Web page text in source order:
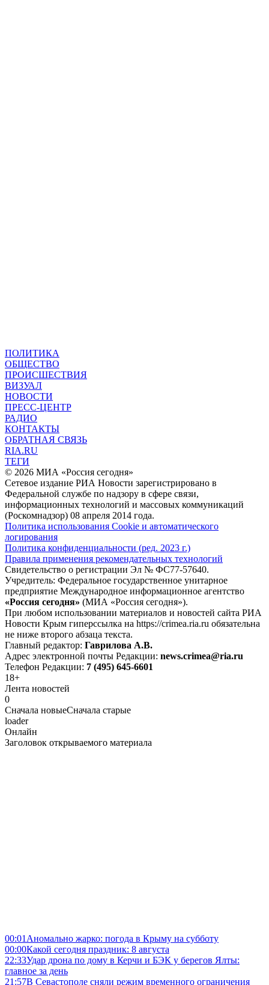
ПОЛИТИКА
ОБЩЕСТВО
ПРОИСШЕСТВИЯ
ВИЗУАЛ
НОВОСТИ
ПРЕСС-ЦЕНТР
РАДИО
КОНТАКТЫ
ОБРАТНАЯ СВЯЗЬ
RIA.RU
ТЕГИ
© 2026 МИА «Россия сегодня»
Сетевое издание РИА Новости зарегистрировано в
Федеральной службе по надзору в сфере связи,
информационных технологий и массовых коммуникаций
(Роскомнадзор) 08 апреля 2014 года.
Политика использования Cookie и автоматического
логирования
Политика конфиденциальности (ред. 2023 г.)
Правила применения рекомендательных технологий
Свидетельство о регистрации Эл № ФС77-57640.
Учредитель: Федеральное государственное унитарное
предприятие Международное информационное агентство
«Россия сегодня» (МИА «Россия сегодня»).
При любом использовании материалов и новостей сайта РИА
Новости Крым гиперссылка на https://crimea.ria.ru обязательна
не ниже второго абзаца текста.
Главный редактор: Гаврилова А.В.
Адрес электронной почты Редакции: news.crimea@ria.ru
Телефон Редакции: 7 (495) 645-6601
18+
Лента новостей
0
Сначала новыеСначала старые
loader
Онлайн
Заголовок открываемого материала
00:01 Аномально жарко: погода в Крыму на субботу
00:00Какой сегодня праздник: 8 августа
22:33Удар дрона по дому в Керчи и БЭК у берегов Ялты:
главное за день
21:57В Севастополе сняли режим временного ограничения